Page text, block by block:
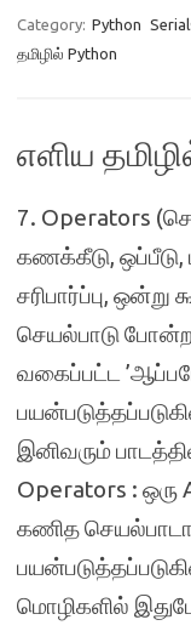
Category: Python
தமிழில் Python
எளிய
7. Operators
கணக்கீடு, ஒப்பீடு,
சரிபார்ப்பு,
செயல்பாடு
வகைப்பட்ட
இனிவரும்
Operators : ஒரு
கணித
மொழிகளில்